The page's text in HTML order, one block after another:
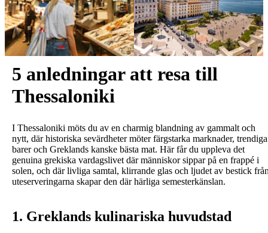
5 anledningar att resa till
Thessaloniki
I Thessaloniki möts du av en charmig blandning av gammalt och
nytt, där historiska sevärdheter möter färgstarka marknader, trendiga
barer och Greklands kanske bästa mat. Här får du uppleva det
genuina grekiska vardagslivet där människor sippar på en frappé i
solen, och där livliga samtal, klirrande glas och ljudet av bestick
uteserveringarna skapar den där härliga semesterkänslan.
1. Greklands kulinariska huvudstad